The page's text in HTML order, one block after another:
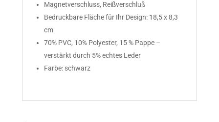
Magnetverschluss, Reißverschluß
Bedruckbare Fläche für Ihr Design: 18,5 x 8,3
cm
70% PVC, 10% Polyester, 15 % Pappe –
verstärkt durch 5% echtes Leder
Farbe: schwarz